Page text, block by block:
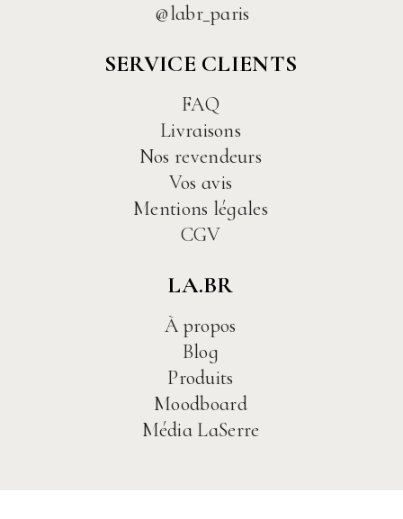
@labr_paris
SERVICE CLIENTS
FAQ
Livraisons
Nos revendeurs
Vos avis
Mentions légales
CGV
LA.BR
À propos
Blog
Produits
Moodboard
Média LaSerre